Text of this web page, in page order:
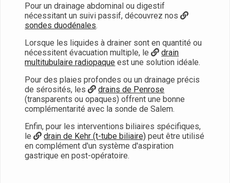
Pour un drainage abdominal ou digestif
nécessitant un suivi passif, découvrez nos
sondes duodénales.
Lorsque les liquides à drainer sont en quantité ou
nécessitent évacuation multiple, le
drain
multitubulaire radiopaque est une solution idéale.
Pour des plaies profondes ou un drainage précis
de sérosités, les
drains de Penrose
(transparents ou opaques) offrent une bonne
complémentarité avec la sonde de Salem.
Enfin, pour les interventions biliaires spécifiques,
le
drain de Kehr (t-tube biliaire) peut être utilisé
en complément d'un système d'aspiration
gastrique en post-opératoire.